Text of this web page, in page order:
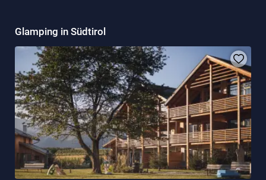
Glamping in Südtirol